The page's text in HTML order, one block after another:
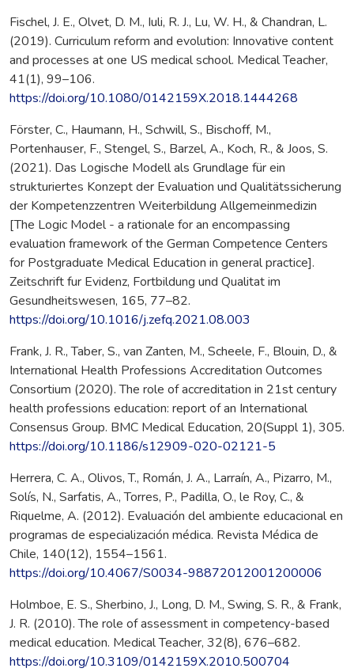
Fischel, J. E., Olvet, D. M., Iuli, R. J., Lu, W. H., & Chandran, L.
(2019). Curriculum reform and evolution: Innovative content
and processes at one US medical school. Medical Teacher,
41(1), 99–106.
https://doi.org/10.1080/0142159X.2018.1444268
Förster, C., Haumann, H., Schwill, S., Bischoff, M.,
Portenhauser, F., Stengel, S., Barzel, A., Koch, R., & Joos, S.
(2021). Das Logische Modell als Grundlage für ein
strukturiertes Konzept der Evaluation und Qualitätssicherung
der Kompetenzzentren Weiterbildung Allgemeinmedizin
[The Logic Model - a rationale for an encompassing
evaluation framework of the German Competence Centers
for Postgraduate Medical Education in general practice].
Zeitschrift fur Evidenz, Fortbildung und Qualitat im
Gesundheitswesen, 165, 77–82.
https://doi.org/10.1016/j.zefq.2021.08.003
Frank, J. R., Taber, S., van Zanten, M., Scheele, F., Blouin, D., &
International Health Professions Accreditation Outcomes
Consortium (2020). The role of accreditation in 21st century
health professions education: report of an International
Consensus Group. BMC Medical Education, 20(Suppl 1), 305.
https://doi.org/10.1186/s12909-020-02121-5
Herrera, C. A., Olivos, T., Román, J. A., Larraín, A., Pizarro, M.,
Solís, N., Sarfatis, A., Torres, P., Padilla, O., le Roy, C., &
Riquelme, A. (2012). Evaluación del ambiente educacional en
programas de especialización médica. Revista Médica de
Chile, 140(12), 1554–1561.
https://doi.org/10.4067/S0034-98872012001200006
Holmboe, E. S., Sherbino, J., Long, D. M., Swing, S. R., & Frank,
J. R. (2010). The role of assessment in competency-based
medical education. Medical Teacher, 32(8), 676–682.
https://doi.org/10.3109/0142159X.2010.500704